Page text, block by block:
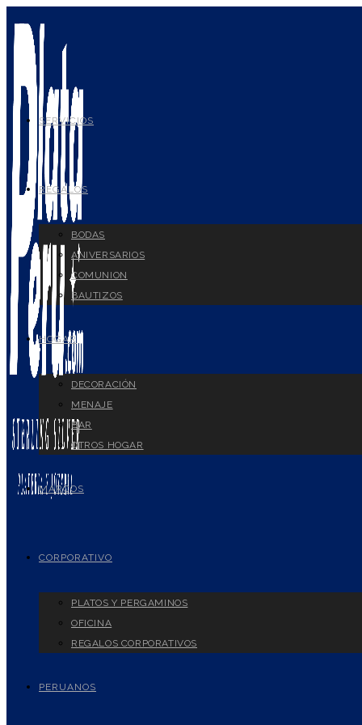
al
contenido
SERVICIOS
REGALOS
BODAS
ANIVERSARIOS
COMUNION
BAUTIZOS
HOGAR
DECORACIÓN
MENAJE
BAR
OTROS HOGAR
MARCOS
CORPORATIVO
PLATOS Y PERGAMINOS
OFICINA
REGALOS CORPORATIVOS
PERUANOS